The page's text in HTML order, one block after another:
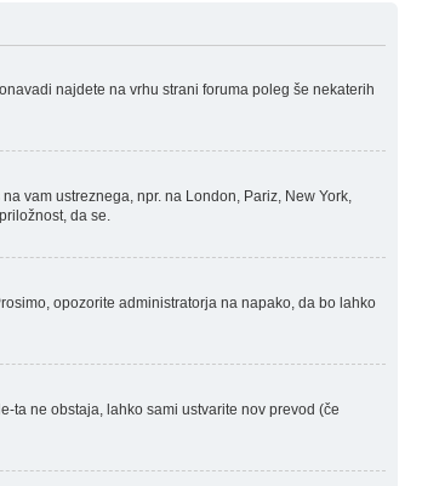
najdete na vrhu strani foruma poleg še nekaterih
vam ustreznega, npr. na London, Pariz, New York,
da se.
opozorite administratorja na napako, da bo lahko
ta ne obstaja, lahko sami ustvarite nov prevod (če